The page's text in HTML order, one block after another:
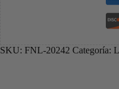
SKU: FNL-20242 Categoría: